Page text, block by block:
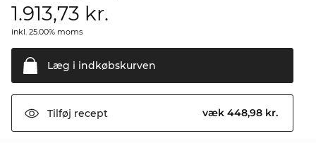
1.913,73 kr.
inkl. 25.00% moms
Læg i indkøbskurven
Tilføj recept væk 448,98 kr.